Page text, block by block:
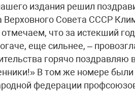
издания решил
Верховного Совета СССР
что за истекший
еще сильнее, –
горячо поздравляю
В том же номере
федерации